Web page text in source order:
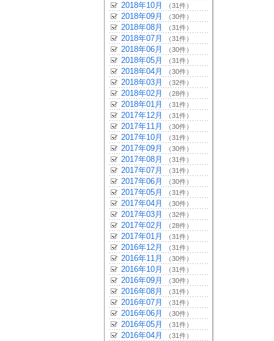
2018年10月 （31件）
2018年09月 （30件）
2018年08月 （31件）
2018年07月 （31件）
2018年06月 （30件）
2018年05月 （31件）
2018年04月 （30件）
2018年03月 （32件）
2018年02月 （28件）
2018年01月 （31件）
2017年12月 （31件）
2017年11月 （30件）
2017年10月 （31件）
2017年09月 （30件）
2017年08月 （31件）
2017年07月 （31件）
2017年06月 （30件）
2017年05月 （31件）
2017年04月 （30件）
2017年03月 （32件）
2017年02月 （28件）
2017年01月 （31件）
2016年12月 （31件）
2016年11月 （30件）
2016年10月 （31件）
2016年09月 （30件）
2016年08月 （31件）
2016年07月 （31件）
2016年06月 （30件）
2016年05月 （31件）
2016年04月 （31件）